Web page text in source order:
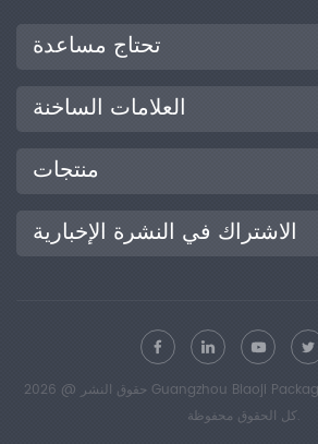
تحتاج مساعدة
العلامات الساخنة
منتجات
الاشتراك في النشرة الإخبارية
حقوق النشر @ 2026 Guangzhou Biaoji Packaging Equipment Co.,Ltd.
كل الحقوق محفوظة.